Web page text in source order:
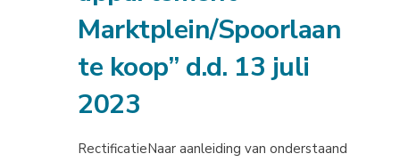
Marktplein/Spoorlaan
te koop” d.d. 13 juli
2023
RectificatieNaar aanleiding van onderstaand